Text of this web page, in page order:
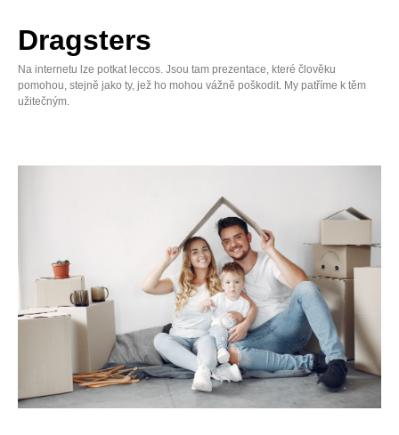
to
content
Dragsters
Na internetu lze potkat leccos. Jsou tam prezentace, které člověku
pomohou, stejně jako ty, jež ho mohou vážně poškodit. My patříme k těm
užitečným.